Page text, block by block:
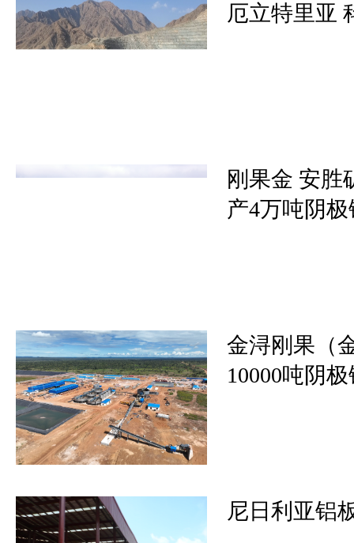
厄立特里亚
刚果金 安胜
产4万吨阴
金浔刚果（
10000吨阴
尼日利亚铝